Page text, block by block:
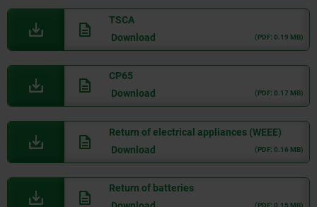
TSCA
Download
(PDF: 0.19 MB)
CP65
Download
(PDF: 0.17 MB)
Return of electrical appliances (WEEE)
Download
(PDF: 0.16 MB)
Return of batteries
(PDF: 0.15 MB)